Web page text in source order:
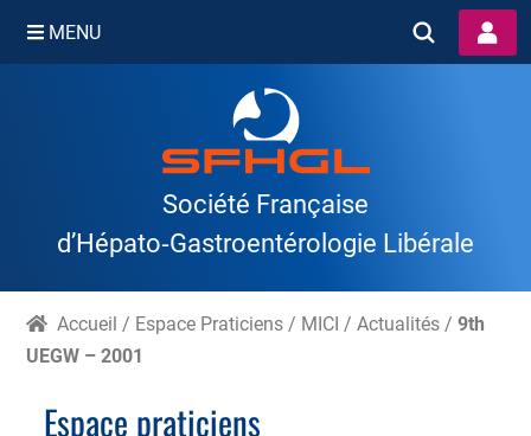
Skip
MENU
Société Française
d’Hépato‑Gastroentérologie Libérale
Accueil / Espace Praticiens / MICI /Actualités /9th
UEGW – 2001
Espace praticiens